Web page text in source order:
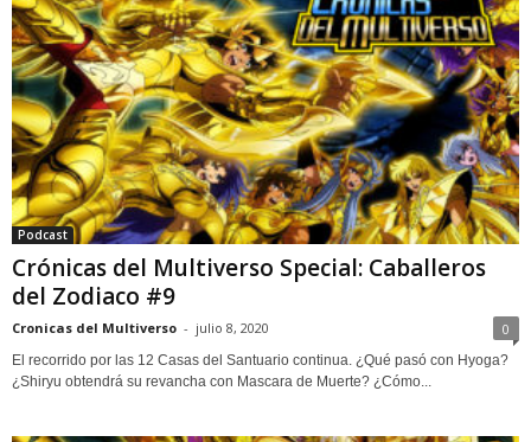
Podcast
Crónicas del Multiverso Special: Caballeros
del Zodiaco #9
Cronicas del Multiverso - julio 8, 2020 0
El recorrido por las 12 Casas del Santuario continua. ¿Qué pasó con Hyoga?
¿Shiryu obtendrá su revancha con Mascara de Muerte? ¿Cómo...